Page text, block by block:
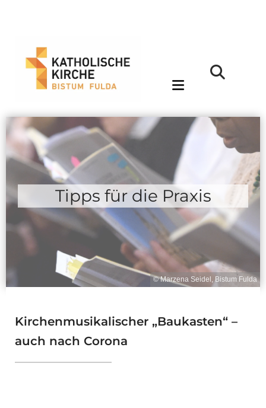
Tipps für die Praxis
© Marzena Seidel, Bistum Fulda
Kirchenmusikalischer „Baukasten“ –
auch nach Corona